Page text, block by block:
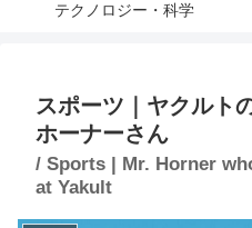
テクノロジー・科学
スポーツ｜ヤクルト
ホーナーさん
/ Sports | Mr. Horner
at Yakult